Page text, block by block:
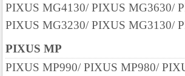
PIXUS MG4130/ PIXUS MG3630/
PIXUS MG3230/ PIXUS MG3130/
PIXUS MP
PIXUS MP990/ PIXUS MP980/